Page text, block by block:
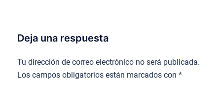
Deja una respuesta
Tu dirección de correo electrónico no será publicada.
Los campos obligatorios están marcados con *